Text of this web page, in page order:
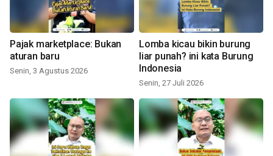
Pajak marketplace: Bukan
aturan baru
Senin, 3 Agustus 2026
Lomba kicau bikin burung
liar punah? ini kata Burung
Indonesia
Senin, 27 Juli 2026